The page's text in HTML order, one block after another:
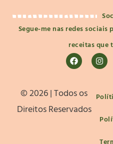
Segue-me nas redes sociais
receitas que
©️ 2026 | Todos os
Direitos Reservados